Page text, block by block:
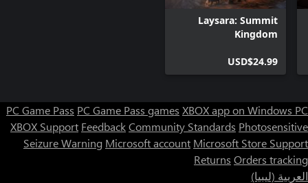
Laysara: Summit
Kingdom
USD$24.99
PC Game Pass PC Game Pass games XBOX app on Windows PC
XBOX Support FeedbackCommunity Standards Photosensitive
Seizure Warning Microsoft account Microsoft Store Support
Returns Orders tracking
العربية (ليبيا)